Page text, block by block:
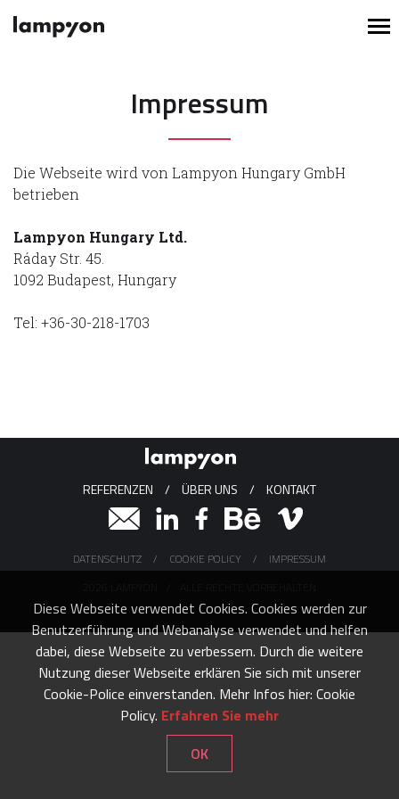
Impressum
Die Webseite wird von Lampyon Hungary GmbH
betrieben
Lampyon Hungary Ltd.
Ráday Str. 45.
1092 Budapest, Hungary
Tel: +36-30-218-1703
REFERENZEN / ÜBER UNS / KONTAKT
DATENSCHUTZ / COOKIE POLICY /
IMPRESSUM
Diese Webseite verwendet Cookies. Cookies werden zur
Benutzerführung und Webanalyse verwendet und helfen
dabei, diese Webseite zu verbessern. Durch die weitere
Nutzung dieser Webseite erklären Sie sich mit unserer
Cookie-Police einverstanden. Mehr Infos hier: Cookie
Policy. Erfahren Sie mehr